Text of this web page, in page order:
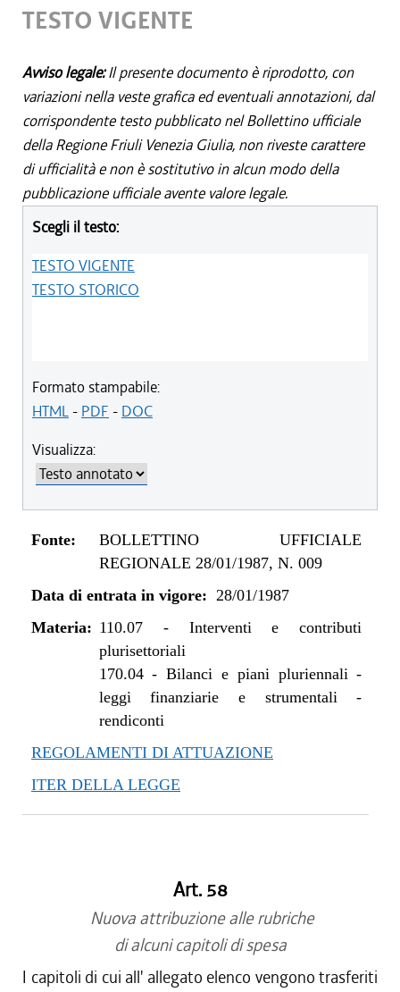
TESTO VIGENTE
Avviso legale:Il presente documento è riprodotto, con
variazioni nella veste grafica ed eventuali annotazioni, dal
corrispondente testo pubblicato nel Bollettino ufficiale
della Regione Friuli Venezia Giulia, non riveste carattere
di ufficialità e non è sostitutivo in alcun modo della
pubblicazione ufficiale avente valore legale.
Scegli il testo:
TESTO VIGENTE
TESTO STORICO
Formato stampabile:
HTML- PDF - DOC
Visualizza:
Fonte:
BOLLETTINO UFFICIALE
REGIONALE 28/01/1987, N. 009
Data di entrata in vigore: 28/01/1987
Materia: 110.07- Interventi e contributi
plurisettoriali
170.04-Bilanci e piani pluriennali -
leggi finanziarie e strumentali -
rendiconti
REGOLAMENTI DI ATTUAZIONE
ITER DELLA LEGGE
Art. 58
Nuova attribuzione alle rubriche
di alcuni capitoli di spesa
I capitoli di cui all' allegato elenco vengono trasferiti